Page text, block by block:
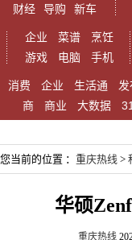
财经
导购 新车
企业 菜谱
烹饪
游戏
电脑 手机
消费 企业 生活通
商
商业 大数据
您当前的位置 ： 重庆热线 >
华硕
重庆热线